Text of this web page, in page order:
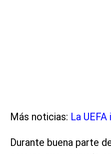
Más noticias: La
Durante buena parte